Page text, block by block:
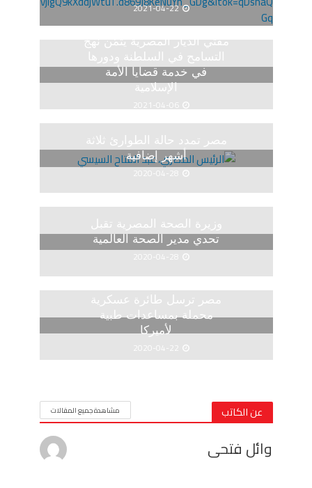
2021-04-22
مفتي الديار المصرية يثمّن نهج
التسامح في السلطنة ودورها
في خدمة قضايا الأمة
الإسلامية
2021-04-06
مصر تمدد حالة الطوارئ ثلاثة
أشهر إضافية
2020-04-28
وزيرة الصحة المصرية تقبل
تحدي مدير الصحة العالمية
2020-04-28
مصر ترسل طائرة عسكرية
محملة بمساعدات طبية
لأميركا
2020-04-22
عن الكاتب مشاهدة جميع المقالات
وائل فتحى